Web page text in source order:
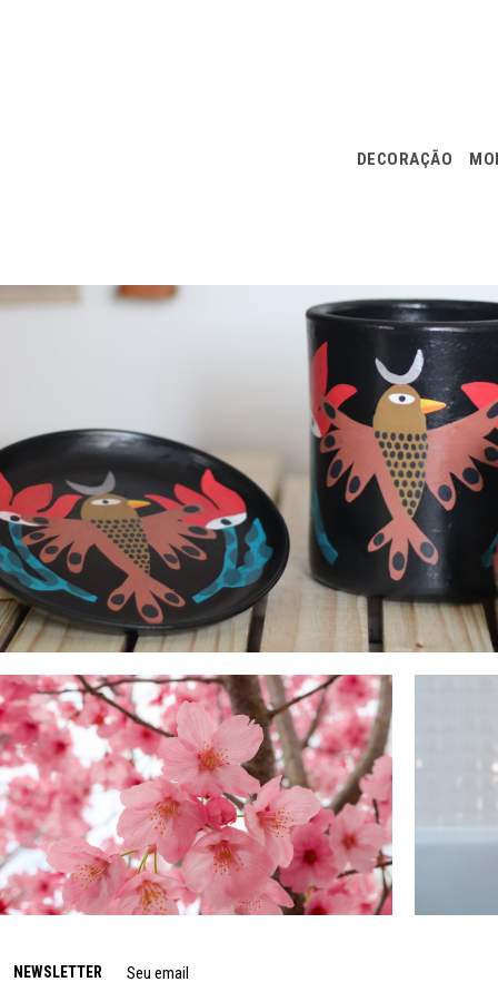
DECORAÇÃO
NEWSLETTER